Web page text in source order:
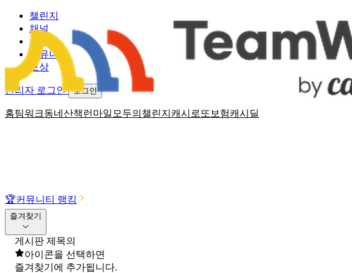
홈팀워크동네산책 런마일 모두의챌린지 캐시로또 보험캐시딜
챌린지
채널
소식
커뮤니티
보상
관리자 로그인 로그인
🏆커뮤니티 랭킹
즐겨찾기
게시판 제목의
아이콘을 선택하면
즐겨찾기에 추가됩니다.